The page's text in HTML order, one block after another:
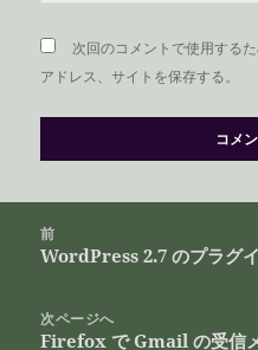
次回のコメントで使用する
アドレス、サイトを保存する。
前
前
投
稿:
WordPress 2.7 のプラグ
次ページへ
次
Firefox で Gmail の受信